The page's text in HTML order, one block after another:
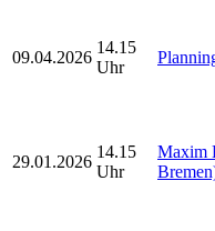
09.04.2026
14.15
Uhr
29.01.2026
14.15
Uhr
Maxim